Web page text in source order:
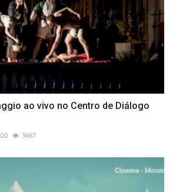
ao vivo no Centro de Diálogo
3467